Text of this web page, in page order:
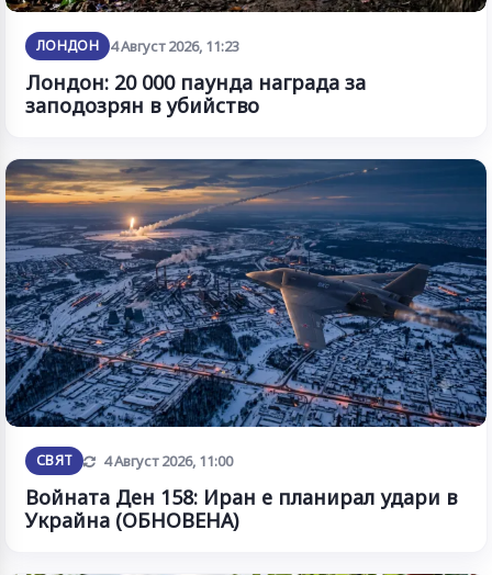
ЛОНДОН 4 Август 2026, 11:23
Лондон: 20 000 паунда награда за
заподозрян в убийство
СВЯТ Обновена
4 Август 2026, 11:00
Войната Ден 158: Иран е планирал удари в
Украйна (ОБНОВЕНА)